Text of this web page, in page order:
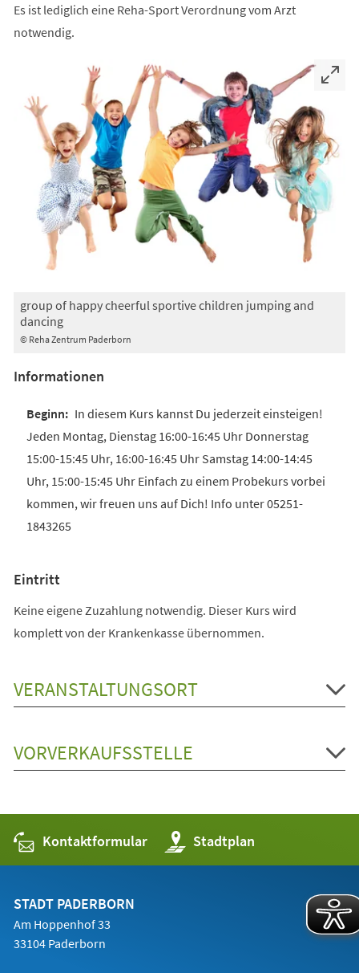
Es ist lediglich eine Reha-Sport Verordnung vom Arzt
notwendig.
© Reha Zentrum Paderborn
group of happy cheerful sportive children jumping and
dancing
Informationen
In diesem Kurs kannst Du jederzeit einsteigen!
Jeden Montag, Dienstag 16:00-16:45 Uhr Donnerstag
15:00-15:45 Uhr, 16:00-16:45 Uhr Samstag 14:00-14:45
Uhr, 15:00-15:45 Uhr Einfach zu einem Probekurs vorbei
kommen, wir freuen uns auf Dich! Info unter 05251-
1843265
Eintritt
Keine eigene Zuzahlung notwendig. Dieser Kurs wird
komplett von der Krankenkasse übernommen.
VERANSTALTUNGSORT
VORVERKAUFSSTELLE
Kontaktformular Stadtplan
(Öffnet
in
einem
STADT PADERBORN
Am Hoppenhof 33
33104 Paderborn